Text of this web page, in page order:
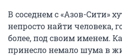
В соседнем с «Азов-Сити»
непросто найти человека,
более, под своим именем.
принесло немало шума в